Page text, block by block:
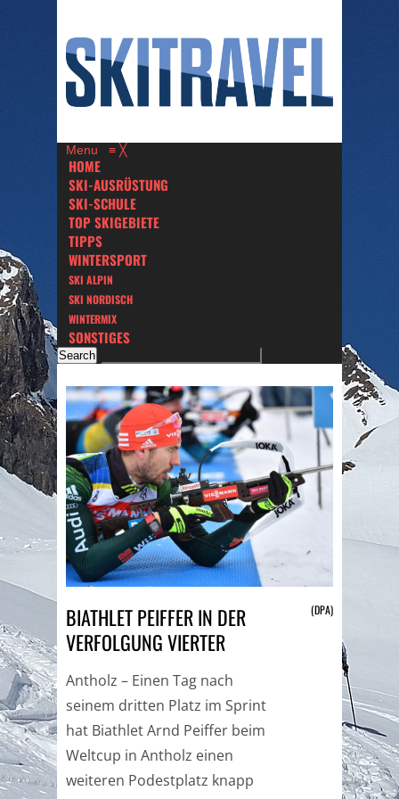
Menu ≡ ╳
HOME
SKI-AUSRÜSTUNG
SKI-SCHULE
TOP SKIGEBIETE
TIPPS
WINTERSPORT
SKI ALPIN
SKI NORDISCH
WINTERMIX
SONSTIGES
BIATHLET PEIFFER IN DER
VERFOLGUNG VIERTER
(DPA)
Antholz – Einen Tag nach
seinem dritten Platz im Sprint
hat Biathlet Arnd Peiffer beim
Weltcup in Antholz einen
weiteren Podestplatz knapp